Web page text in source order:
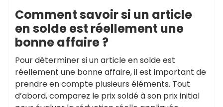
Comment savoir si un article
en solde est réellement une
bonne affaire ?
Pour déterminer si un article en solde est
réellement une bonne affaire, il est important de
prendre en compte plusieurs éléments. Tout
d’abord, comparez le prix soldé à son prix initial